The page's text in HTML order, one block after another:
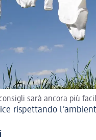
sarà ancora più
rispettando